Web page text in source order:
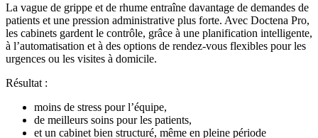
La vague de grippe et de rhume entraîne davantage de demandes de
patients et une pression administrative plus forte. Avec Doctena Pro,
les cabinets gardent le contrôle, grâce à une planification intelligente,
à l’automatisation et à des options de rendez-vous flexibles pour les
urgences ou les visites à domicile.
Résultat :
moins de stress pour l’équipe,
de meilleurs soins pour les patients,
et un cabinet bien structuré, même en pleine période